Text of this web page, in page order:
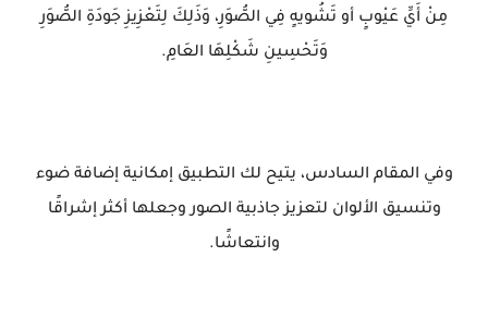
مِنْ أَيِّ عَيْوبٍ أو تَشُويهٍ فِي الصُّوَرِ، وَذَلِكَ لِتَعْزِيزِ جَودَةِ الصُّوَرِ
وَتَحْسِينِ شَكْلِهَا العَامِ.
وفي المقام السادس، يتيح لك التطبيق إمكانية إضافة ضوء
وتنسيق الألوان لتعزيز جاذبية الصور وجعلها أكثر إشراقًا
وانتعاشًا.